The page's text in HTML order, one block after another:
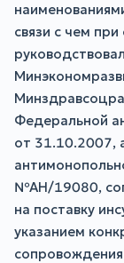
связи с чем
Федеральной
от 31.10.2007,
№АН/19080,
на поставку
указанием
сопровождения